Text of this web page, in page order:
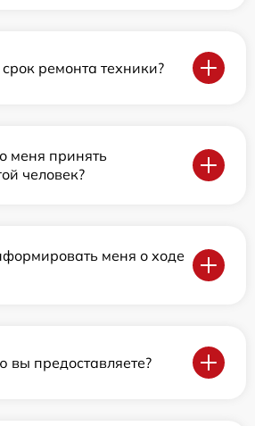
ремонта техники?
меня принять
человек?
меня о ходе
вы предоставляете?